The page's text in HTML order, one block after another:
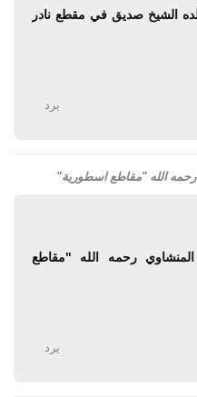
الشيخ صديق في مقطع نادر
يرد
الله "مقاطع اسطورية"
رحمه الله "مقاطع
يرد